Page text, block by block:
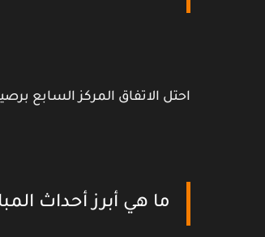
احتل الاتفاق المركز السابع برصيد 23 نقطة، بينما احتل الاتحاد المركز الرابع برصيد 25
ما هي أبرز أحداث